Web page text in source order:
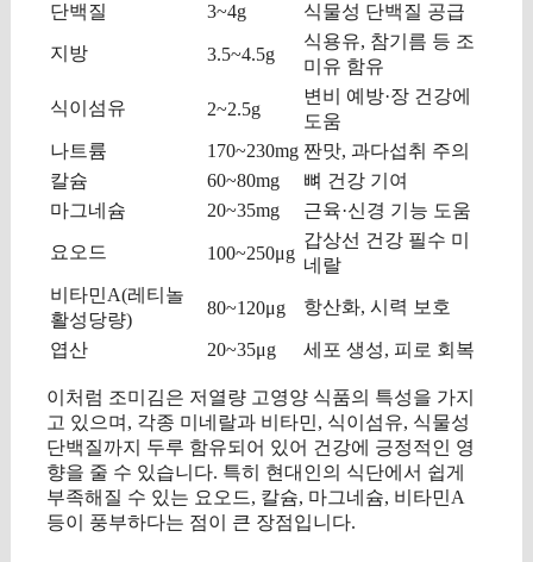
단백질
3~4g 식물성 단백질 공급
지방 3.5~4.5g
식용유, 참기름 등 조
미유 함유
식이섬유 2~2.5g
변비 예방·장 건강에
도움
나트륨
170~230mg 짠맛, 과다섭취 주의
칼슘
60~80mg
뼈 건강 기여
마그네슘
20~35mg 근육·신경 기능 도움
요오드 100~250μg
갑상선 건강 필수 미
네랄
비타민A(레티놀
활성당량)
80~120μg 항산화, 시력 보호
엽산 20~35μg 세포 생성, 피로 회복
이처럼 조미김은 저열량 고영양 식품의 특성을 가지
고 있으며, 각종 미네랄과 비타민, 식이섬유, 식물성
단백질까지 두루 함유되어 있어 건강에 긍정적인 영
향을 줄 수 있습니다. 특히 현대인의 식단에서 쉽게
부족해질 수 있는 요오드, 칼슘, 마그네슘, 비타민A
등이 풍부하다는 점이 큰 장점입니다.